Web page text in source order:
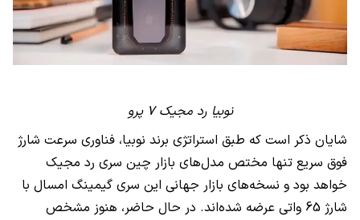
نوبیا رد مجیک 7 پرو
شایان ذکر است که طبق استراتژی برند نوبیا، فناوری سرعت شارژ
فوق سریع تنها مختص مدل‌های بازار چین سری رد مجیک
خواهد بود و نسخه‌های بازار جهانی این سری گیمینگ امسال با
شارژ 65 واتی عرضه ‌شده‌اند. در حال حاضر، هنوز مشخص